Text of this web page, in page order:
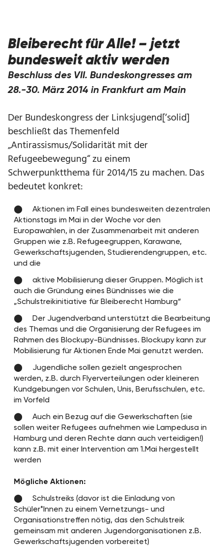
Bleiberecht für Alle! – jetzt
bundesweit aktiv werden
Beschluss des VII. Bundeskongresses am
28.-30. März 2014 in Frankfurt am Main
Der Bundeskongress der Linksjugend[‘solid]
beschließt das Themenfeld
„Antirassismus/Solidarität mit der
Refugeebewegung“ zu einem
Schwerpunktthema für 2014/15 zu machen. Das
bedeutet konkret:
Aktionen im Fall eines bundesweiten dezentralen
Aktionstags im Mai in der Woche vor den
Europawahlen, in der Zusammenarbeit mit anderen
Gruppen wie z.B. Refugeegruppen, Karawane,
Gewerkschaftsjugenden, Studierendengruppen, etc.
und die
aktive Mobilisierung dieser Gruppen. Möglich ist
auch die Gründung eines Bündnisses wie die
„Schulstreikinitiative für Bleiberecht Hamburg“
Der Jugendverband unterstützt die Bearbeitung
des Themas und die Organisierung der Refugees im
Rahmen des Blockupy-Bündnisses. Blockupy kann zur
Mobilisierung für Aktionen Ende Mai genutzt werden.
Jugendliche sollen gezielt angesprochen
werden, z.B. durch Flyerverteilungen oder kleineren
Kundgebungen vor Schulen, Unis, Berufsschulen, etc.
im Vorfeld
Auch ein Bezug auf die Gewerkschaften (sie
sollen weiter Refugees aufnehmen wie Lampedusa in
Hamburg und deren Rechte dann auch verteidigen!)
kann z.B. mit einer Intervention am 1.Mai hergestellt
werden
Mögliche Aktionen:
Schulstreiks (davor ist die Einladung von
Schüler*Innen zu einem Vernetzungs- und
Organisationstreffen nötig, das den Schulstreik
gemeinsam mit anderen Jugendorganisationen z.B.
Gewerkschaftsjugenden vorbereitet)